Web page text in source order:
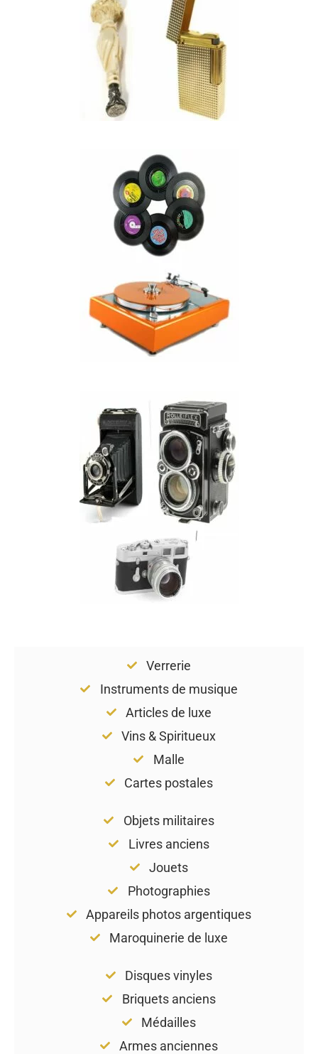
Verrerie
Instruments de musique
Articles de luxe
Vins & Spiritueux
Malle
Cartes postales
Objets militaires
Livres anciens
Jouets
Photographies
Appareils photos argentiques
Maroquinerie de luxe
Disques vinyles
Briquets anciens
Médailles
Armes anciennes